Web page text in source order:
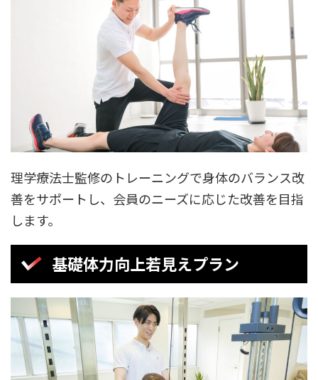
理学療法士監修のトレーニングで身体のバランス改
善をサポートし、会員のニーズに応じた改善を目指
します。
基礎体力向上若見えプラン